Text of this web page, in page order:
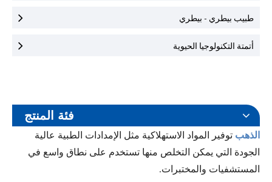
طبيب بيطري - بيطري
أتمتة التكنولوجيا الحيوية
فئة المنتج
الذهب توفير المواد الاستهلاكية مثل الإمدادات الطبية عالية
الجودة التي يمكن التخلص منها تستخدم على نطاق واسع في
المستشفيات والمختبرات.